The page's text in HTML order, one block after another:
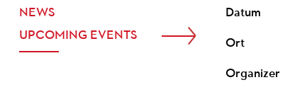
NEWS
UPCOMING EVENTS
Datum
Ort
Organizer